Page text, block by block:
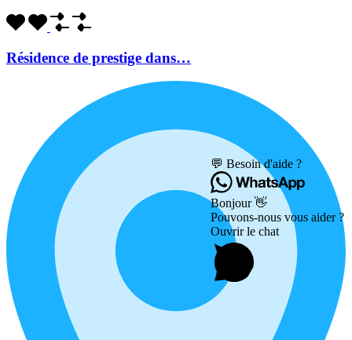
Résidence de prestige dans…
💬 Besoin d'aide ?
Bonjour 👋
Pouvons-nous vous aider ?
Ouvrir le chat